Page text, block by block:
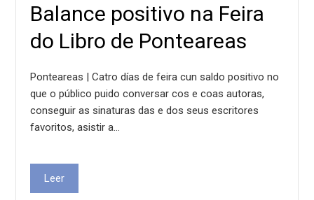
Balance positivo na Feira
do Libro de Ponteareas
Ponteareas | Catro días de feira cun saldo positivo no
que o público puido conversar cos e coas autoras,
conseguir as sinaturas das e dos seus escritores
favoritos, asistir a…
Leer